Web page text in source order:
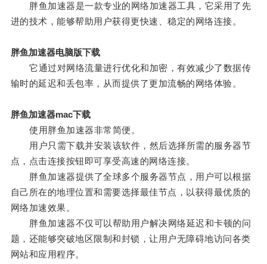
胖鱼加速器是一款专业的网络加速器工具，它采用了先
进的技术，能够帮助用户获得更快速、稳定的网络连接。
胖鱼加速器电脑版下载
它通过对网络流量进行优化和加密，有效减少了数据传
输时的延迟和丢包率，从而提供了更加流畅的网络体验。
胖鱼加速器mac下载
使用胖鱼加速器非常简便。
用户只需下载并安装该软件，然后选择所需的服务器节
点，点击连接按钮即可享受高速的网络连接。
胖鱼加速器提供了全球多个服务器节点，用户可以根据
自己所在的地理位置和需要选择最佳节点，以获得最优质的
网络加速效果。
胖鱼加速器不仅可以帮助用户解决网络延迟和卡顿的问
题，还能够突破地区限制和封锁，让用户无障碍地访问各类
网站和应用程序。